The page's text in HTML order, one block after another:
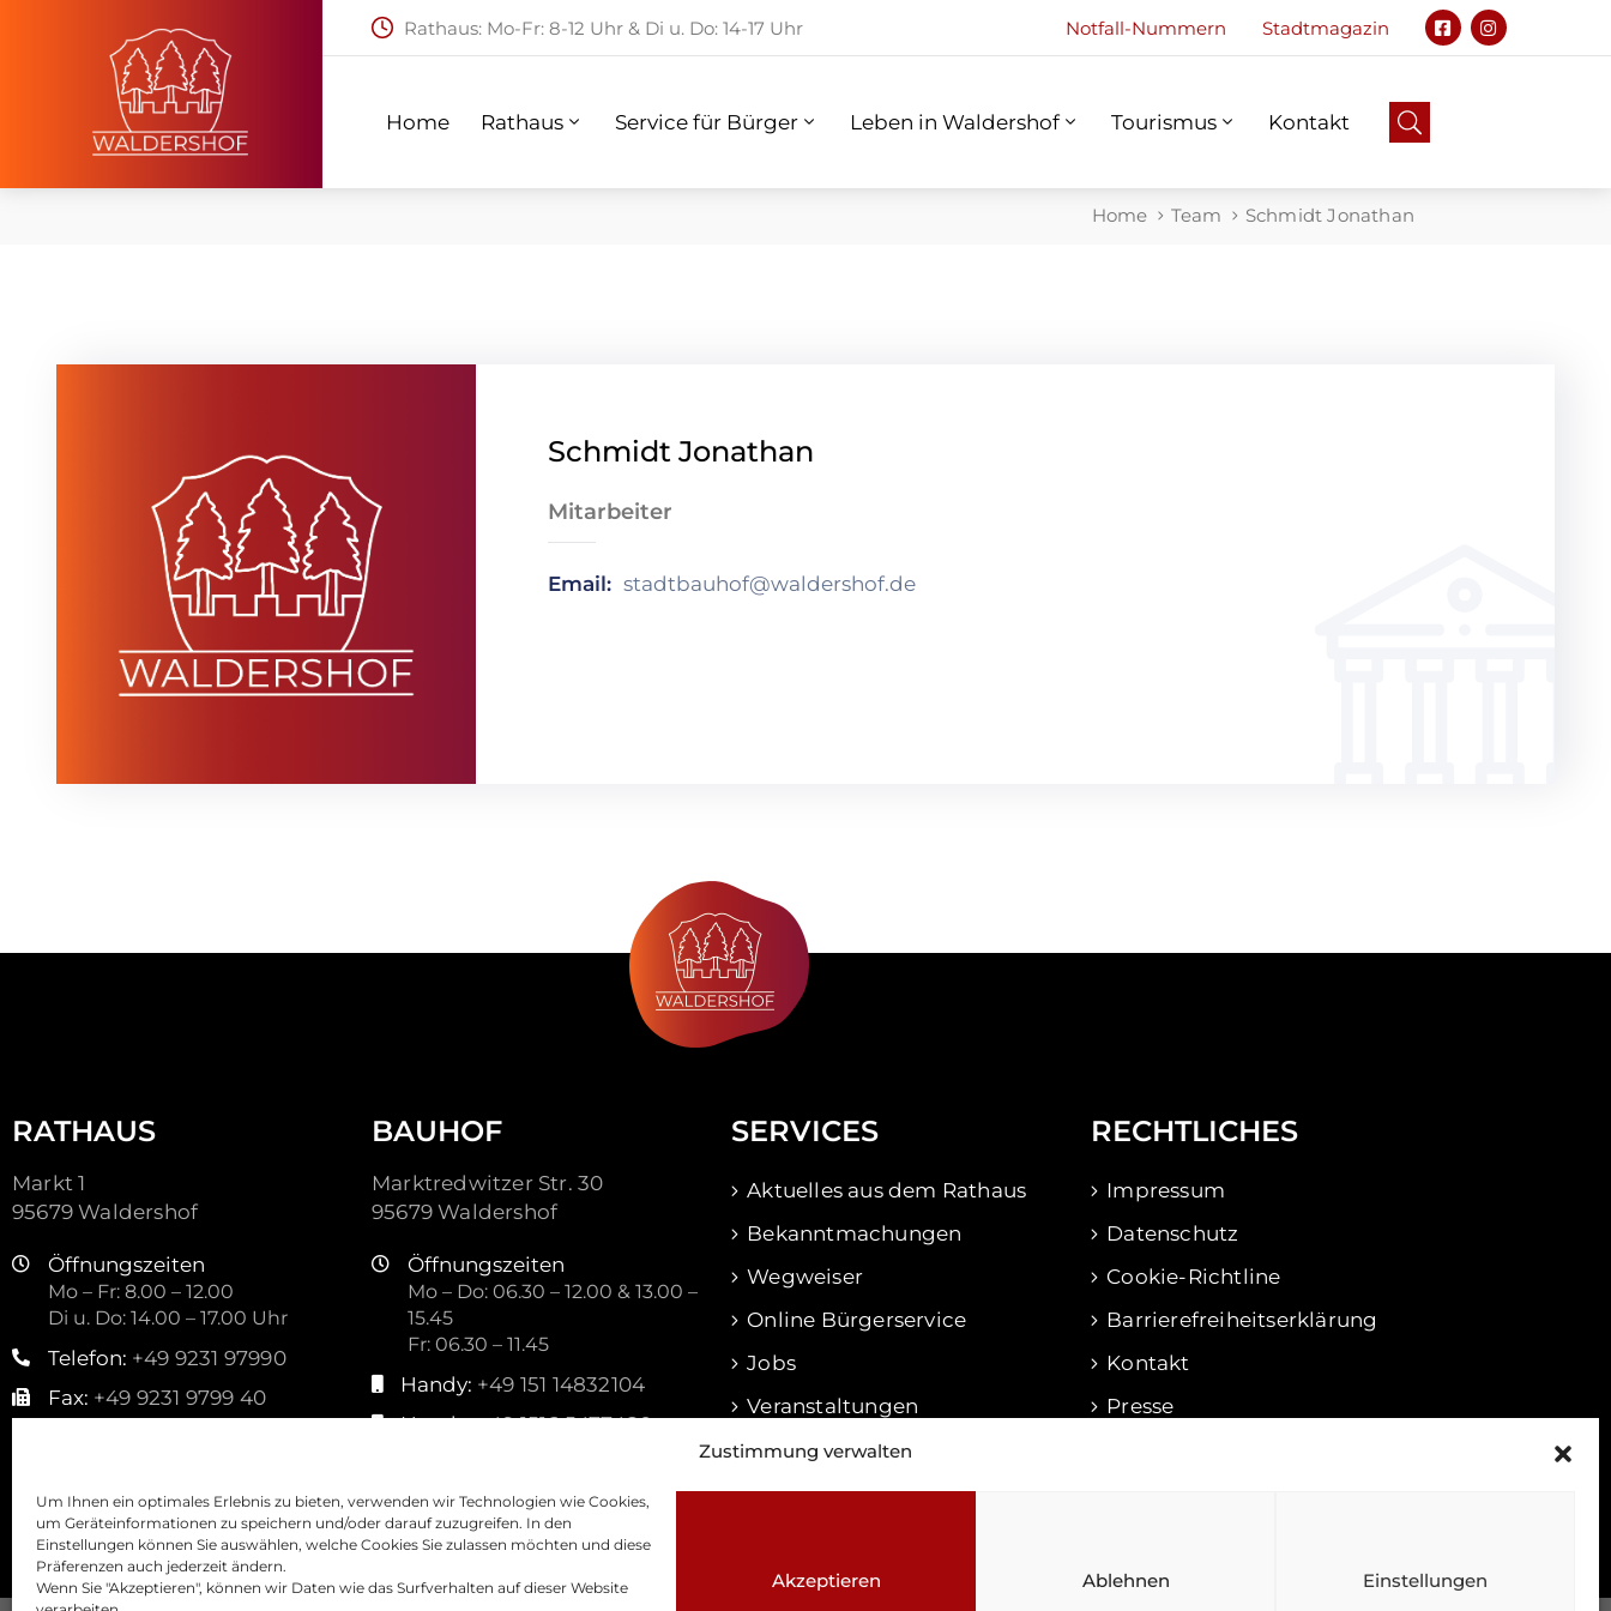
Zustimmung verwalten
Um Ihnen ein optimales Erlebnis zu bieten, verwenden wir Technologien wie Cookies,
um Geräteinformationen zu speichern und/oder darauf zuzugreifen. In den
Einstellungen können Sie auswählen, welche Cookies Sie zulassen möchten und diese
Präferenzen auch jederzeit ändern.
Wenn Sie "Akzeptieren", können wir Daten wie das Surfverhalten auf dieser Website
Akzeptieren Ablehnen Einstellungen
Rathaus: Mo-Fr: 8-12 Uhr & Di u. Do: 14-17 Uhr Notfall-Nummern Stadtmagazin
Home Rathaus Service für Bürger Leben in Waldershof Tourismus Kontakt
Home Team Schmidt Jonathan
Schmidt Jonathan
Mitarbeiter
Email: stadtbauhof@waldershof.de
RATHAUS
Markt 1
95679 Waldershof
Öffnungszeiten
Mo – Fr: 8.00 – 12.00
Di u. Do: 14.00 – 17.00 Uhr
Telefon: +49 9231 97990
Fax: +49 9231 9799 40
BAUHOF
Marktredwitzer Str. 30
95679 Waldershof
Öffnungszeiten
Mo – Do: 06.30 – 12.00 & 13.00 –
15.45
Fr: 06.30 – 11.45
Handy: +49 151 14832104
Handy:+49 1516 5477480
stadtbauhof@waldershof.de
SERVICES
Aktuelles aus dem Rathaus
Bekanntmachungen
Wegweiser
Online Bürgerservice
Jobs
Veranstaltungen
Waldershof Aktuell
RECHTLICHES
Impressum
Datenschutz
Cookie-Richtline
Barrierefreiheitserklärung
Kontakt
Presse